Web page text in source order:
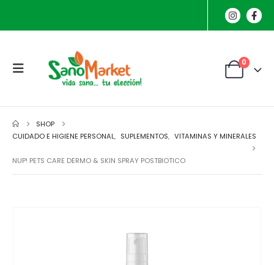
0
SHOP
CUIDADO E HIGIENE PERSONAL, SUPLEMENTOS, VITAMINAS Y MINERALES
NUP! PETS CARE DERMO & SKIN SPRAY POSTBIOTICO